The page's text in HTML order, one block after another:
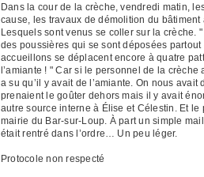
Dans la cour de la crèche, vendredi matin,
cause, les travaux de démolition du
Lesquels sont venus se coller sur la crèche.
des poussières qui se sont déposées
accueillons se déplacent encore à quatre
l’amiante ! " Car si le personnel de la
a su qu’il y avait de l’amiante. On nous
prenaient le goûter dehors mais il y avait
autre source interne à Élise et Célestin. Et
mairie du Bar-sur-Loup. À part un simple
était rentré dans l’ordre… Un peu léger.
Protocole non respecté